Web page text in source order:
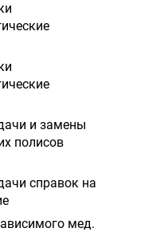
и замены
полисов
справок на
мед.